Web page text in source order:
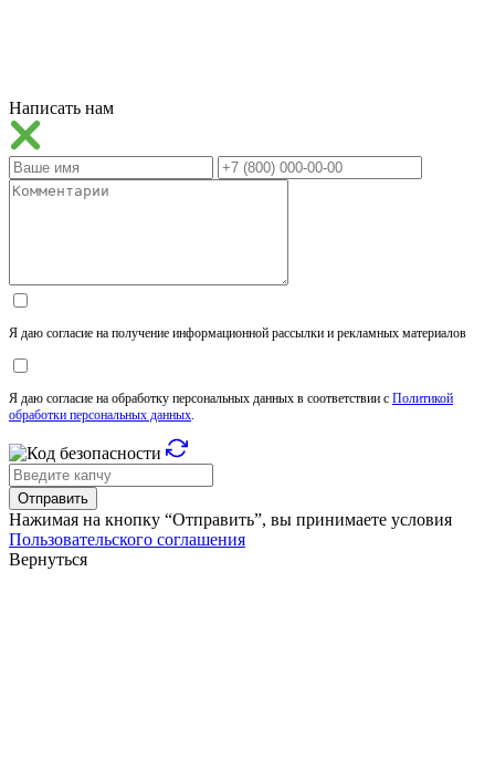
Написать нам
Я даю согласие на получение информационной рассылки и рекламных материалов
Я даю согласие на обработку персональных данных в соответствии с Политикой
обработки персональных данных
Отправить
Нажимая на кнопку “Отправить”, вы принимаете условия
Пользовательского соглашения
Вернуться